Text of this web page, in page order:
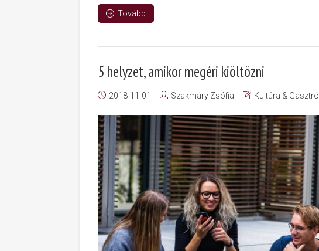
Tovább
5 helyzet, amikor megéri kiöltözni
2018-11-01 Szakmáry Zsófia Kultúra & Gasztró